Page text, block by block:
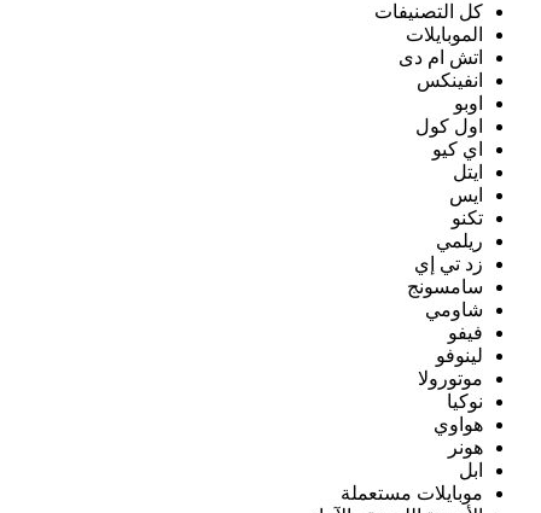
كل التصنيفات
الموبايلات
اتش ام دى
انفينكس
اوبو
اول كول
اي كيو
ايتل
ايس
تكنو
ريلمي
زد تي إي
سامسونج
شاومي
فيفو
لينوفو
موتورولا
نوكيا
هواوي
هونر
ابل
موبايلات مستعملة